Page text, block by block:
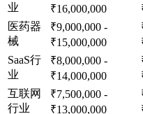
业
₹16,000,000
医药器
械
₹9,000,000 -
₹15,000,000
SaaS行
业
₹8,000,000 -
₹14,000,000
互联网
行业
₹7,500,000 -
₹13,000,000